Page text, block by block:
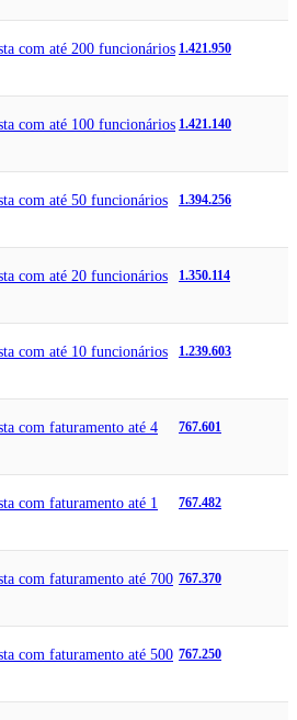
com até 200 funcionários 1.421.950
com até 100 funcionários 1.421.140
com até 50 funcionários
1.394.256
com até 20 funcionários
1.350.114
com até 10 funcionários
1.239.603
com faturamento até 4
767.601
com faturamento até 1
767.482
com faturamento até 700 767.370
com faturamento até 500 767.250